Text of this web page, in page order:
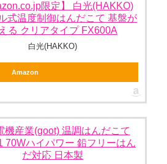
限定】 白光(HAKKO)
式温度制御はんだこて 基盤が
る クリアタイプ FX600A
白光(HAKKO)
Amazon
機産業(goot) 温調はんだこて
70Wハイパワー 鉛フリーはん
だ対応 日本製